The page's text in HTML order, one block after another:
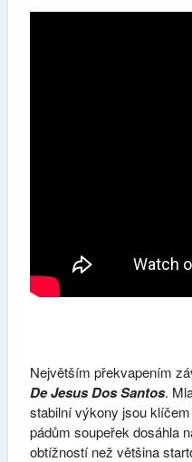
Největším překvapením
De Jesus Dos Santos.
stabilní výkony jsou
pádům soupeřek dosáhla
obtížností než většina